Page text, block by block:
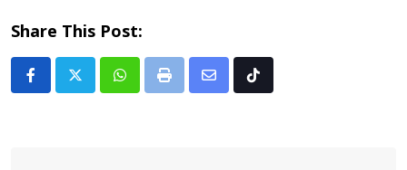
Share This Post:
Whatsapp
Print
Share Tiktok